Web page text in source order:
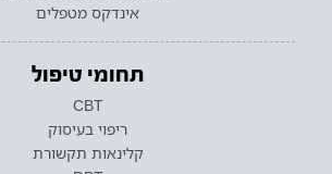
אינדקס מטפלים
תחומי טיפול
CBT
ריפוי בעיסוק
קלינאות תקשורת